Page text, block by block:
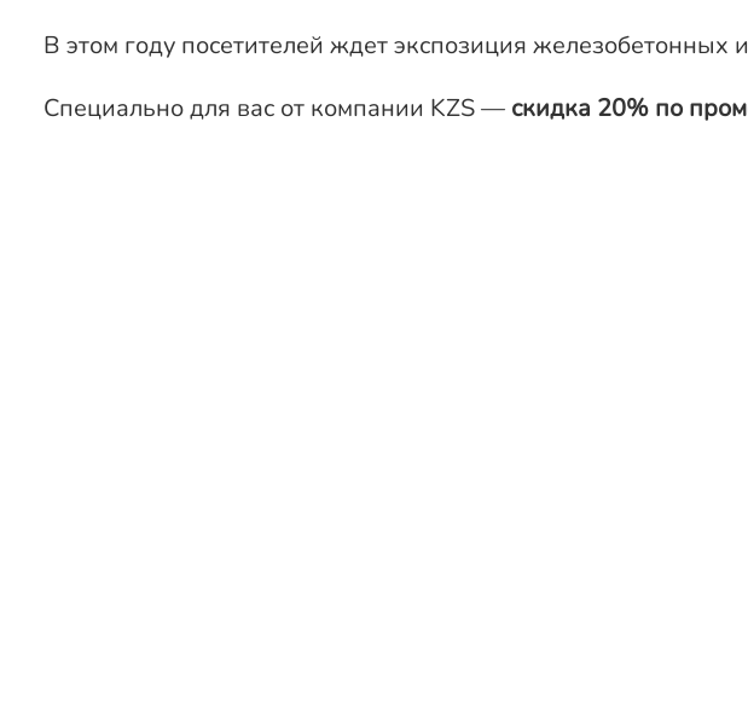
В этом году посетителей ждет экспозиция
Специально для вас от компании KZS — скидка 20% по